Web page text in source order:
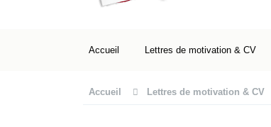
Accueil Lettres de motivation & CV
Accueil Lettres de motivation & CV